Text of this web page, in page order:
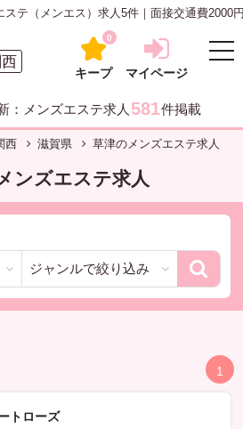
（メンエス）求人5件｜面接交通費2000
キープ
0
マイページ
：メンズエステ求人 581件掲載
西 滋賀県 草津のメンズエステ求人
ンズエステ求人
1
トローズ